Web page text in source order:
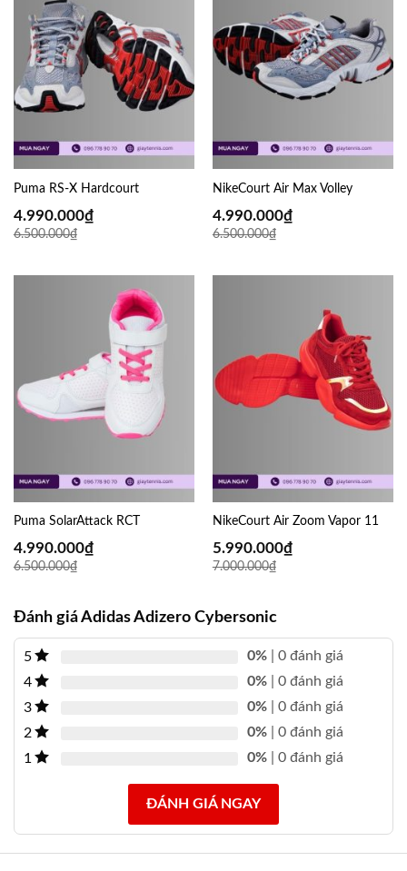
Puma RS-X Hardcourt
6.500.000₫
4.990.000₫
NikeCourt Air Max Volley
6.500.000₫
4.990.000₫
Puma SolarAttack RCT
6.500.000₫
4.990.000₫
NikeCourt Air Zoom Vapor 11
7.000.000₫
5.990.000₫
Đánh giá Adidas Adizero Cybersonic
5 0% | 0 đánh giá
4
0% | 0 đánh giá
3
0% | 0 đánh giá
2
0% | 0 đánh giá
1
0% | 0 đánh giá
ĐÁNH GIÁ NGAY